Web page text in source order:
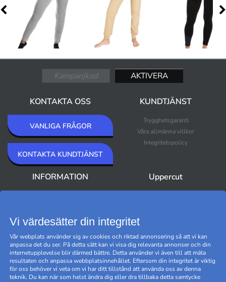
KONTAKTA OSS
VANLIGA FRÅGOR
KONTAKTA KUNDTJÄNST
KUNDTJÄNST
Trygghetsgaranti
Våra allmänna villkor
Integritetspolicy
INFORMATION Uppercut
Black Friday
Hantera cookies
Vi värdesätter din integritet
Vår webplats använder sig av cookies och riktad annonsering så att vi kan
anpassa det du ser. På detta sätt kan vi visa dig relevanta annonser och din
internetupplevelse blir därmed bättre. Detta använder vi även till att mäta
resultaten och anpassa webbplatsinnehållet. Eftersom din integritet är viktig
för oss behöver vi veta om vi har ditt tillstånd att använda oss av denna
teknik. Du kan när som helst ändra dig eller dra tillbaka detta samtycke